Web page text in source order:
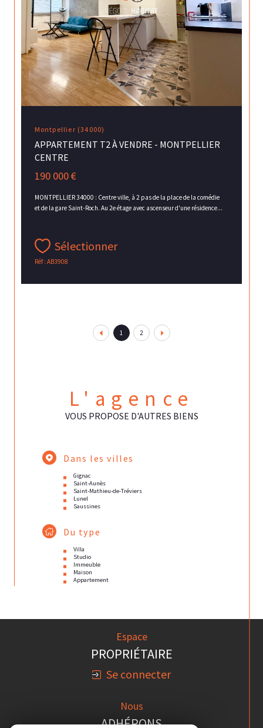
Montpellier (34000)
APPARTEMENT T2 À VENDRE - MONTPELLIER
CENTRE
190 000 €
MONTPELLIER 34000 : Centre ville, à 2 pas de la place de la comédie
et de la gare Saint-Roch. Au 2e étage avec ascenseur d'une résidence...
Sélectionner
Réf : AB3908
1 2
L'agence
VOUS PROPOSE D'AUTRES BIENS
Dans les villes
Gignac
Saint-Aunès
Saint-Mathieu-de-Tréviers
Lunel
Saussines
Du type
Villa
Studio
Immeuble
Maison
Appartement
Espace
PROPRIÉTAIRE
Se connecter
Nous
ADHÉRONS